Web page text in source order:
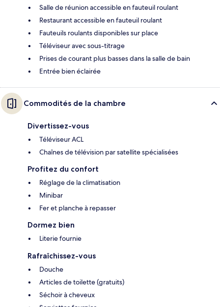
Salle de réunion accessible en fauteuil roulant
Restaurant accessible en fauteuil roulant
Fauteuils roulants disponibles sur place
Téléviseur avec sous-titrage
Prises de courant plus basses dans la salle de bain
Entrée bien éclairée
Commodités de la chambre
Divertissez-vous
Téléviseur ACL
Chaînes de télévision par satellite spécialisées
Profitez du confort
Réglage de la climatisation
Minibar
Fer et planche à repasser
Dormez bien
Literie fournie
Rafraîchissez-vous
Douche
Articles de toilette (gratuits)
Séchoir à cheveux